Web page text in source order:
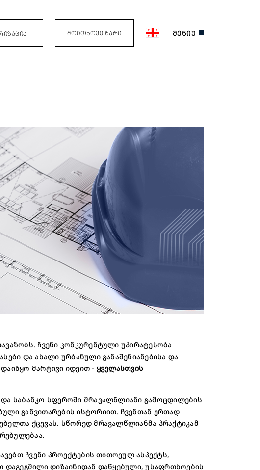
ᲜᲝᲛᲔᲠᲘ 🚀
ქონების ექსპერტი
ოცნების ბინას💙
გაუქმება
ᲛᲝᲘᲗᲮᲝᲕᲔ ᲖᲐᲠᲘ ᲛᲔᲜᲘᲣ
ჩვენი კონკურენტული უპირატესობა
და ახალი ურბანული განაშენიანებისა და
მარტივი იდეით - ყველასთვის
საბანკო სფეროში მრავალწლიანი გამოცდილების
განვითარების ისტორიით. ჩვენთან ერთად
ქცევას. სწორედ მრავალწლიანმა პრაქტიკამ
ჩვენი პროექტების თითოეულ ასპექტს,
დიზაინიდან დაწყებული, უსაფრთხოების